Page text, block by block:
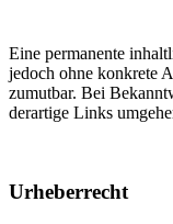
Eine permanente
jedoch ohne konkrete
zumutbar. Bei
derartige Links
Urheberrecht